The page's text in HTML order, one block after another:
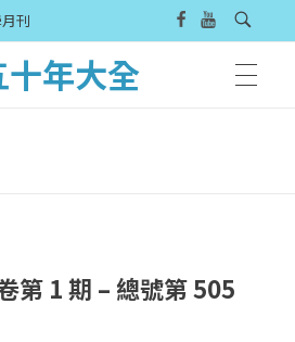
刊
年大全
第 1 期 – 總號第 505